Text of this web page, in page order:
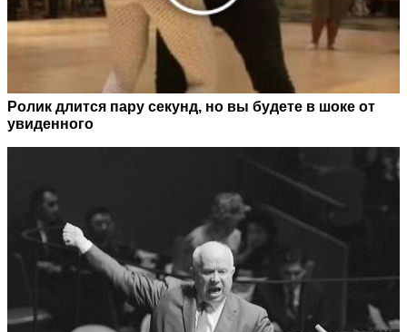
Ролик длится пару секунд, но вы будете в шоке от
увиденного